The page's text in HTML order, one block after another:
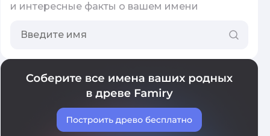
и интересные факты о вашем имени